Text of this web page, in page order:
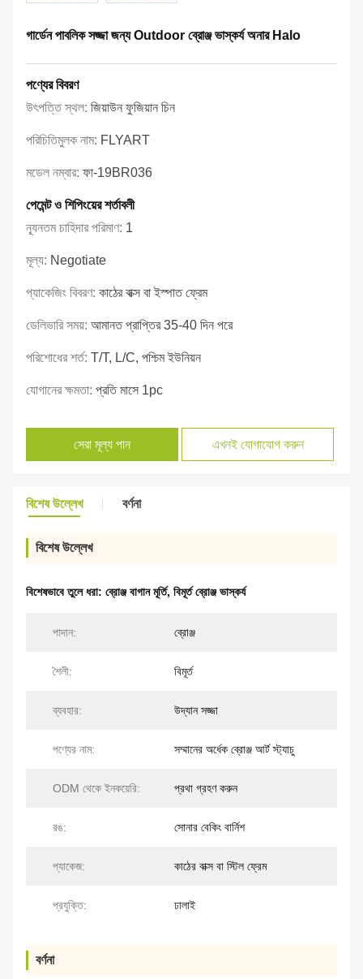
গার্ডেন পাবলিক সজ্জা জন্য Outdoor ব্রোঞ্জ ভাস্কর্য অনার Halo
পণ্যের বিবরণ
উৎপত্তি স্থল: জিয়াউন ফুজিয়ান চিন
পরিচিতিমুলক নাম: FLYART
মডেল নম্বার: ফা-19BR036
পেমেন্ট ও শিপিংয়ের শর্তাবলী
ন্যূনতম চাহিদার পরিমাণ: 1
মূল্য: Negotiate
প্যাকেজিং বিবরণ: কাঠের বাক্স বা ইস্পাত ফ্রেম
ডেলিভারি সময়: আমানত প্রাপ্তির 35-40 দিন পরে
পরিশোধের শর্ত: T/T, L/C, পশ্চিম ইউনিয়ন
যোগানের ক্ষমতা: প্রতি মাসে 1pc
সেরা মূল্য পান এখনই যোগাযোগ করুন
বিশেষ উল্লেখ বর্ণনা
বিশেষ উল্লেখ
বিশেষভাবে তুলে ধরা: ব্রোঞ্জ বাগান মূর্তি, বিমূর্ত ব্রোঞ্জ ভাস্কর্য
পাদান: ব্রোঞ্জ
শৈলী: বিমূর্ত
ব্যবহার: উদ্যান সজ্জা
পণ্যের নাম: সম্মানের অর্ধেক ব্রোঞ্জ আর্ট স্ট্যাচু
ODM থেকে ইনকয়েরি: প্রথা গ্রহণ করুন
রঙ: সোনার বেকিং বার্নিশ
প্যাকেজ: কাঠের বাক্স বা স্টিল ফ্রেম
প্রযুক্তি: ঢালাই
বর্ণনা